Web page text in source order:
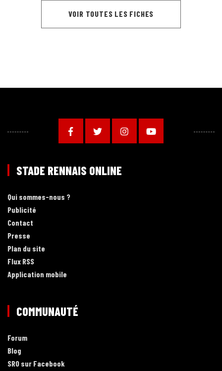
VOIR TOUTES LES FICHES
STADE RENNAIS ONLINE
Qui sommes-nous ?
Publicité
Contact
Presse
Plan du site
Flux RSS
Application mobile
COMMUNAUTÉ
Forum
Blog
SRO sur Facebook